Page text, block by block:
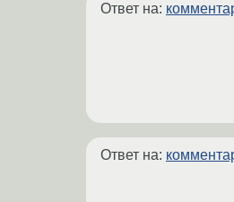
Ответ на:
Ответ на: